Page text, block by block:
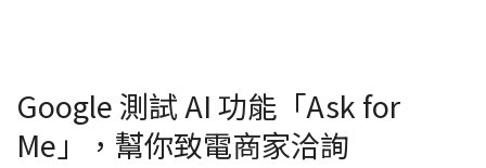
Google 測試 AI 功能「Ask for
Me」，幫你致電商家洽詢